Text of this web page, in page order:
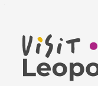
Toerisme